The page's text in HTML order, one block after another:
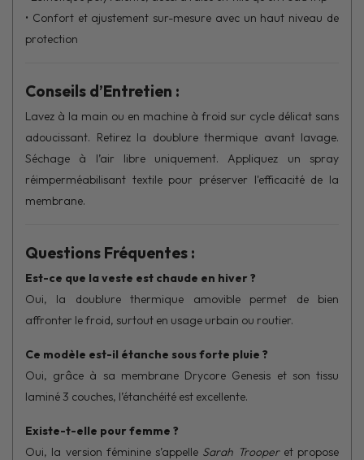
• Confort et ajustement sur-mesure avec un haut niveau de
protection
Conseils d’Entretien :
Lavez à la main ou en machine à froid sur cycle délicat sans
adoucissant. Retirez la doublure thermique avant lavage.
Séchage à l’air libre uniquement. Appliquez un spray
réimperméabilisant textile pour préserver l'efficacité de la
membrane.
Questions Fréquentes :
Est-ce que la veste est chaude en hiver ?
Oui, la doublure thermique amovible permet de bien
affronter le froid, surtout en usage urbain ou routier.
Ce modèle est-il étanche sous forte pluie ?
Oui, grâce à sa membrane Drycore Genesis et son tissu
laminé 3 couches, l’étanchéité est excellente.
Existe-t-elle pour femme ?
Oui, la version féminine s’appelle Sarah Trooperet propose